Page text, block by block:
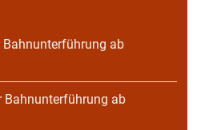
Bahnunterführung ab
Bahnunterführung ab